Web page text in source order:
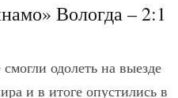
Вологда – 2:1
одолеть на выезде
и в итоге опустились в